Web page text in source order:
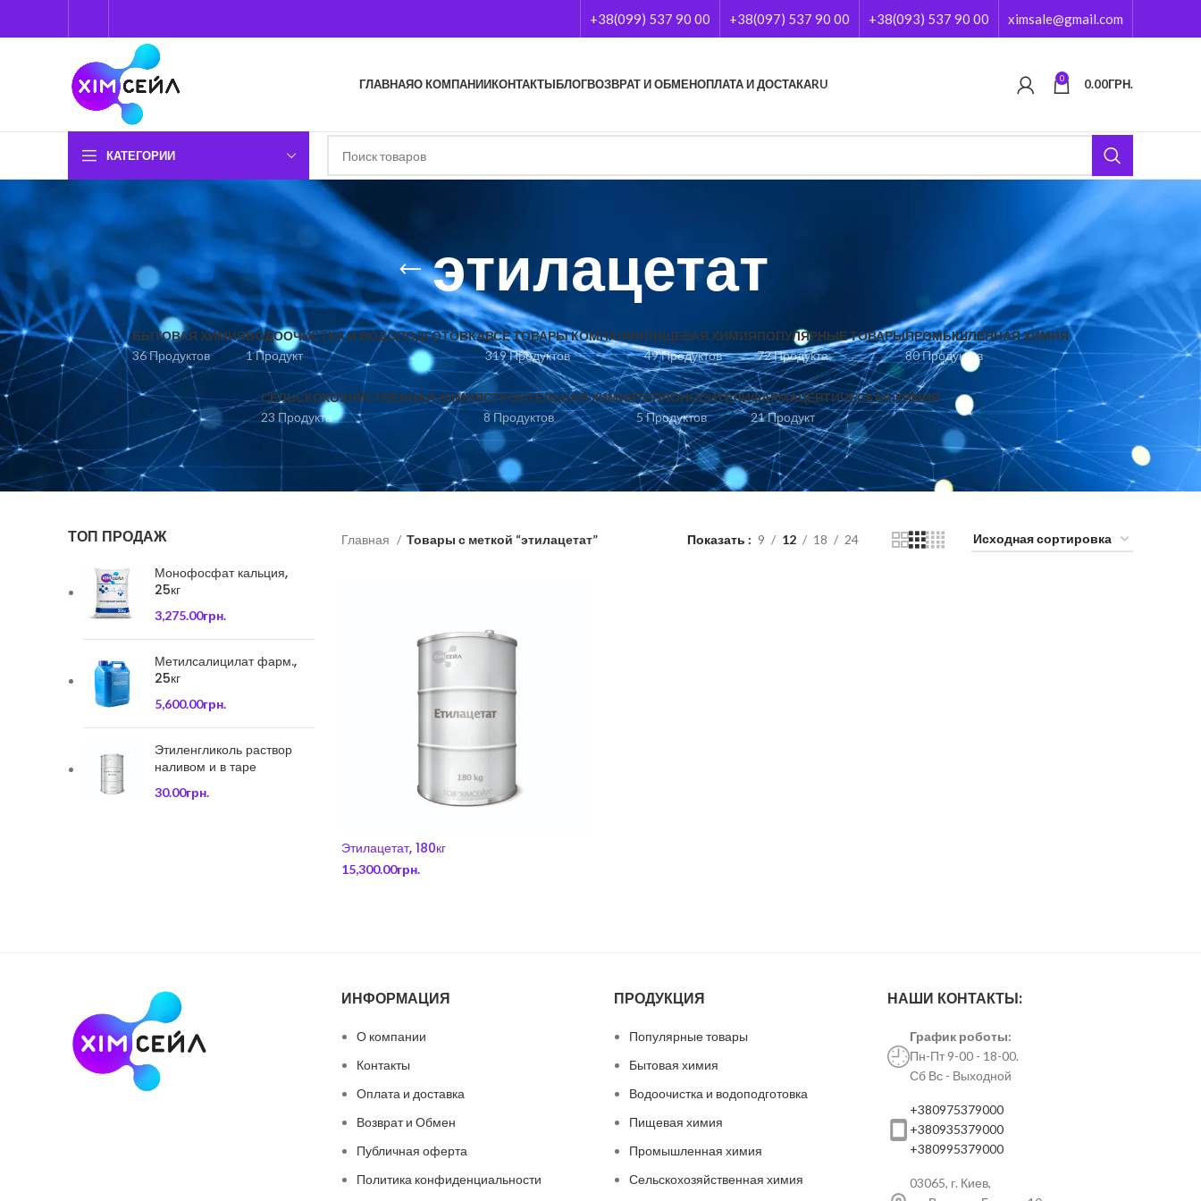
+38(099) 537 90 00 +38(097) 537 90 00 +38(093) 537 90 00 ximsale@gmail.com
ГЛАВНАЯО КОМПАНИИКОНТАКТЫБЛОГВОЗВРАТ И ОБМЕНОПЛАТА И ДОСТАКАRU 0 0.00ГРН.
КАТЕГОРИИ
этилацетат
БЫТОВАЯ ХИМИЯ
36 Продуктов
ВОДООЧИСТКА И ВОДОПОДГОТОВКА
1 Продукт
ВСЕ ТОВАРЫ КОМПАНИИ
319 Продуктов
ПИЩЕВАЯ ХИМИЯ
49 Продуктов
ПОПУЛЯРНЫЕ ТОВАРЫ
72 Продукта
ПРОМЫШЛЕННАЯ ХИМИЯ
80 Продуктов
СЕЛЬСКОХОЗЯЙСТВЕННАЯ ХИМИЯ
23 Продукта
СТРОИТЕЛЬНАЯ ХИМИЯ
8 Продуктов
ТЕПЛОНОСИТЕЛИ
5 Продуктов
ФАРМАЦЕВТИЧЕСКАЯ ХИМИЯ
21 Продукт
ТОП ПРОДАЖ
Монофосфат кальция,
25кг
3,275.00грн.
Метилсалицилат фарм.,
25кг
5,600.00грн.
Этиленгликоль раствор
наливом и в таре
30.00грн.
Главная Товары с меткой “этилацетат” Показать 9 12 18 24
Этилацетат, 180кг
15,300.00грн.
ИНФОРМАЦИЯ
О компании
Контакты
Оплата и доставка
Возврат и Обмен
Публичная оферта
Политика конфиденциальности
ПРОДУКЦИЯ
Популярные товары
Бытовая химия
Водоочистка и водоподготовка
Пищевая химия
Промышленная химия
Сельскохозяйственная химия
НАШИ КОНТАКТЫ:
График роботы:
Пн-Пт 9-00 - 18-00.
Сб Вс - Выходной
+380975379000
+380935379000
+380995379000
03065, г. Киев,